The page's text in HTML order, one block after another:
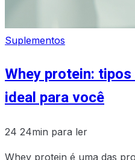
Suplementos
Whey protein:
ideal para você
24 24min para ler
Whey protein é uma das